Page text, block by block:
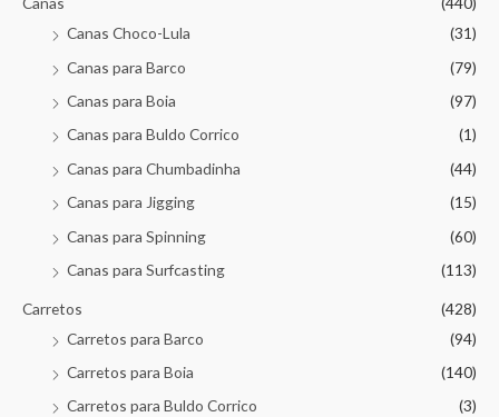
Canas Choco-Lula
(31)
Canas para Barco
(79)
Canas para Boia
(97)
Canas para Buldo Corrico
(1)
Canas para Chumbadinha
(44)
Canas para Jigging
(15)
Canas para Spinning
(60)
Canas para Surfcasting
(113)
Carretos
(428)
Carretos para Barco
(94)
Carretos para Boia
(140)
Carretos para Buldo Corrico
(3)